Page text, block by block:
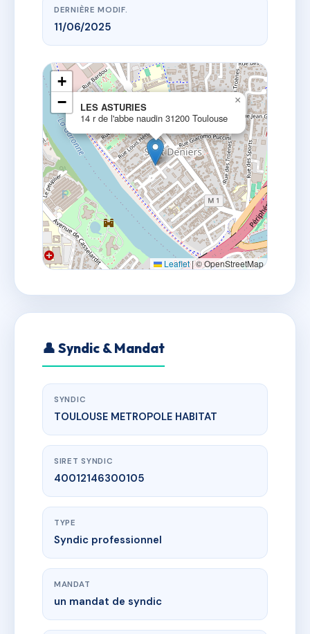
DERNIÈRE MODIF.
11/06/2025
LES ASTURIES
14 r de l'abbe naudin 31200 Toulouse
×
+
−
Leaflet|© OpenStreetMap
👤 Syndic & Mandat
SYNDIC
TOULOUSE METROPOLE HABITAT
SIRET SYNDIC
40012146300105
TYPE
Syndic professionnel
MANDAT
un mandat de syndic